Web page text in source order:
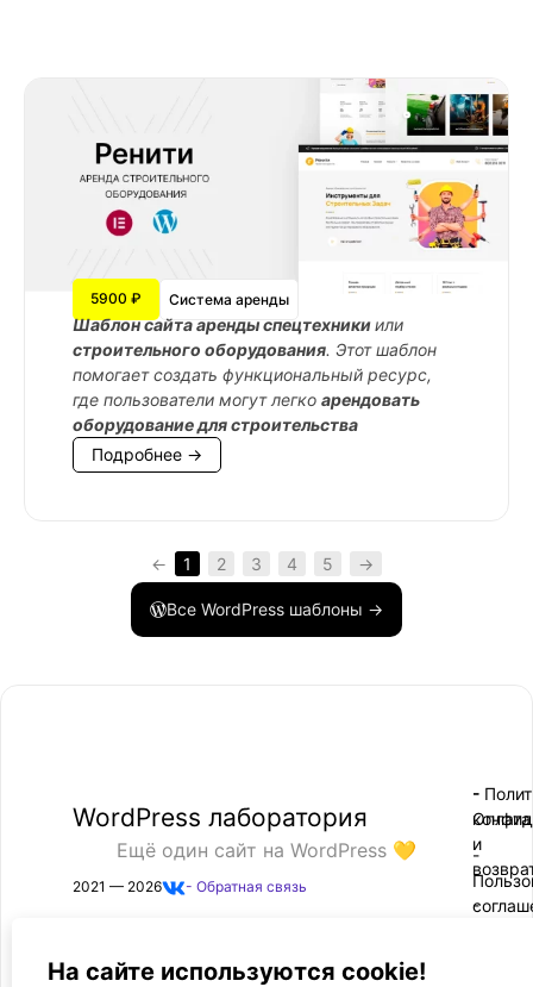
5900 ₽ Система аренды
Шаблон сайта аренды спецтехникиили
строительного оборудования. Этот шаблон
помогает создать функциональный ресурс,
где пользователи могут легко арендовать
оборудование для строительства
Подробнее →
← 1 2 3 4 5 →
Все WordPress шаблоны →
WordPress лаборатория
Ещё один сайт на WordPress 💛
2021 — 2026 - Обратная связь
-
-
-
Оплата
и
-
На сайте используются cookie!